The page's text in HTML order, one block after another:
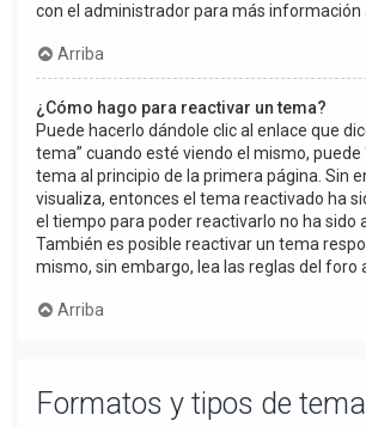
con el administrador para más información
Arriba
¿Cómo hago para reactivar un tema?
Puede hacerlo dándole clic al enlace que
tema” cuando esté viendo el mismo, puede
tema al principio de la primera página. Sin
visualiza, entonces el tema reactivado ha
el tiempo para poder reactivarlo no ha sido
También es posible reactivar un tema
mismo, sin embargo, lea las reglas del foro
Arriba
Formatos y tipos de